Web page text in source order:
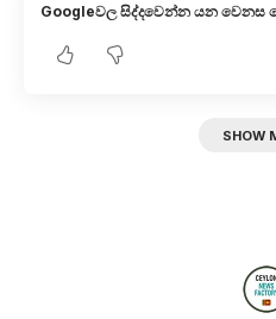
Googleවල සිද්දවෙන්න යන වෙනස
SHOW